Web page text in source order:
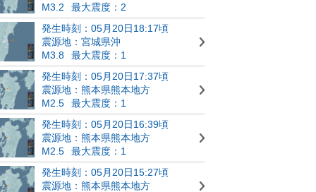
M3.2
最大震度：2
発生時刻：05月20日18:17頃
震源地：宮城県沖
M3.8
最大震度：1
発生時刻：05月20日17:37頃
震源地：熊本県熊本地方
M2.5
最大震度：1
発生時刻：05月20日16:39頃
震源地：熊本県熊本地方
M2.5
最大震度：1
発生時刻：05月20日15:27頃
震源地：熊本県熊本地方